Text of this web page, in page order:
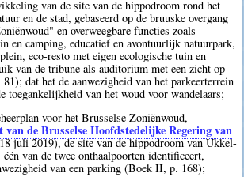
van de site van de hippodroom rond het
en de stad, gebaseerd op de bruuske overgang
en overweegbare functies zoals
en camping, educatief en avontuurlijk natuurpark,
eco-resto met eigen ecologische tuin en
van de tribune als auditorium met een zicht op
dat het de aanwezigheid van het parkeerterrein
toegankelijkheid van het woud voor wandelaars;
voor het Brusselse Zoniënwoud,
van de Brusselse Hoofdstedelijke Regering van
juli 2019), de site van de hippodroom van Ukkel-
één van de twee onthaalpoorten identificeert,
van een parking (Boek II, p. 168);